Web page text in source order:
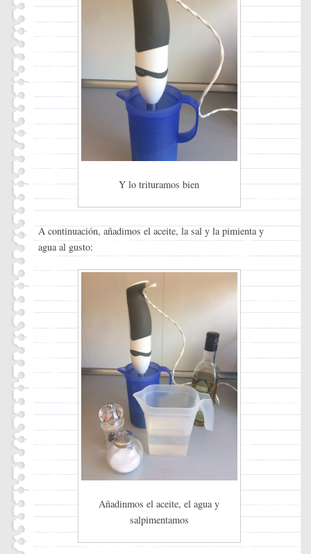
Y lo trituramos bien
A continuación, añadimos el aceite, la sal y la pimienta y
agua al gusto:
Añadinmos el aceite, el agua y
salpimentamos